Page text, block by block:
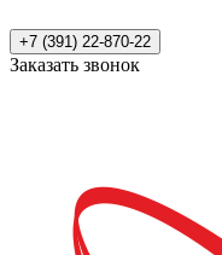
+7 (391) 22-870-22
Заказать звонок